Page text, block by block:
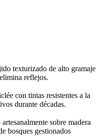
texturizado de alto gramaje
reflejos.
con tintas resistentes a la
durante décadas.
sobre madera
bosques gestionados